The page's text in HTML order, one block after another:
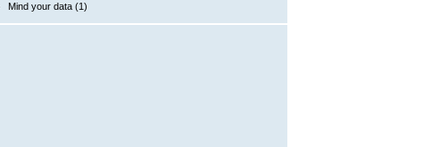
Mind your data (1)